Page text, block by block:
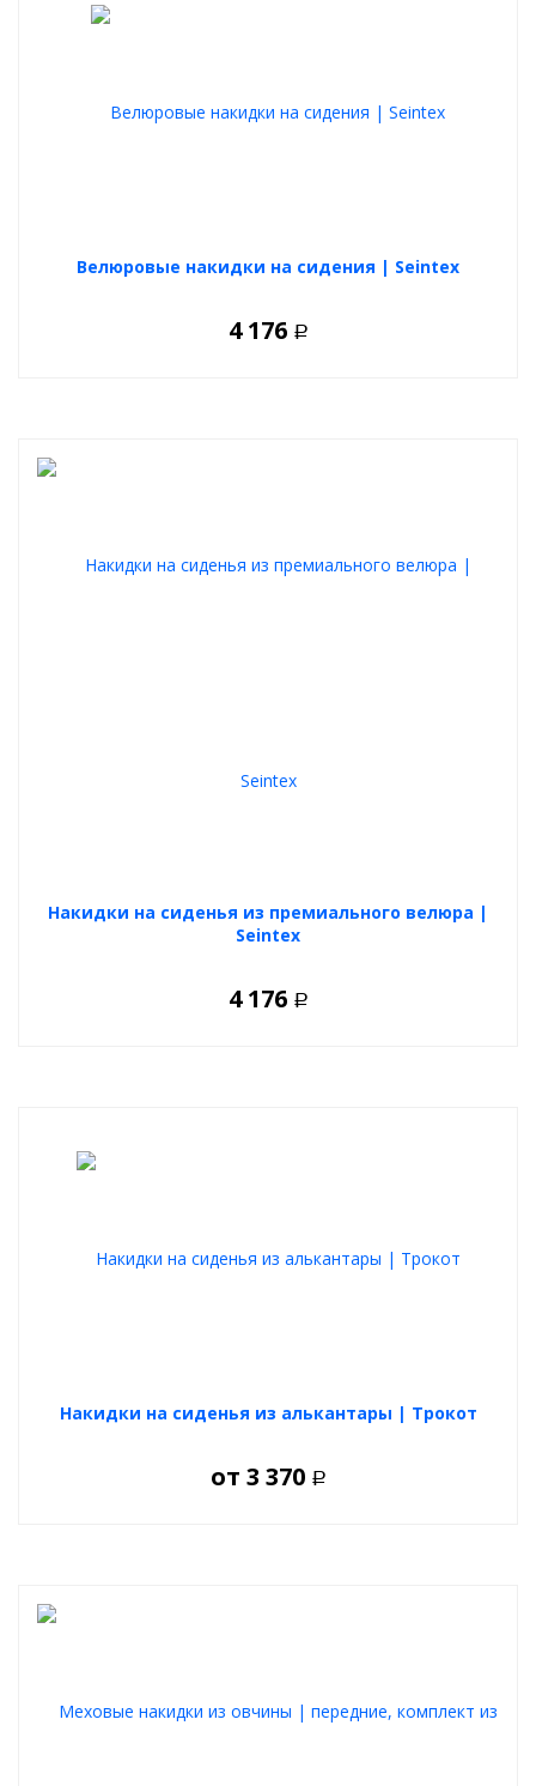
Велюровые накидки на сидения | Seintex
4 176 Р
Накидки на сиденья из премиального велюра |
Seintex
4 176 Р
Накидки на сиденья из алькантары | Трокот
от 3 370 Р